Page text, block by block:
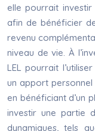
elle pourrait
afin de bénéficier
revenu
niveau de vie. À
LEL pourrait
un apport
en bénéficiant d’un
investir une partie
dynamiques, tels